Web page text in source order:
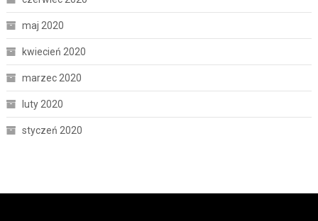
maj 2020
kwiecień 2020
marzec 2020
luty 2020
styczeń 2020